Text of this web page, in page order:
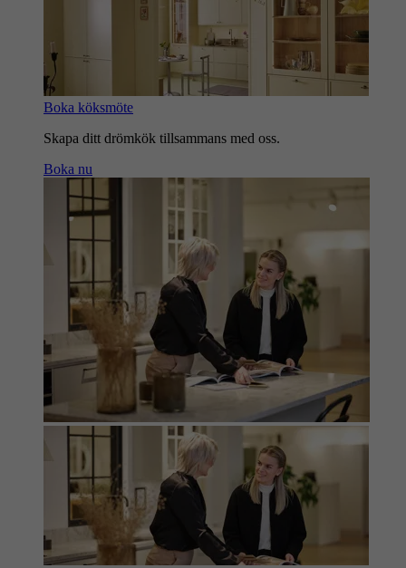
Boka köksmöte
Skapa ditt drömkök tillsammans med oss.
Boka nu